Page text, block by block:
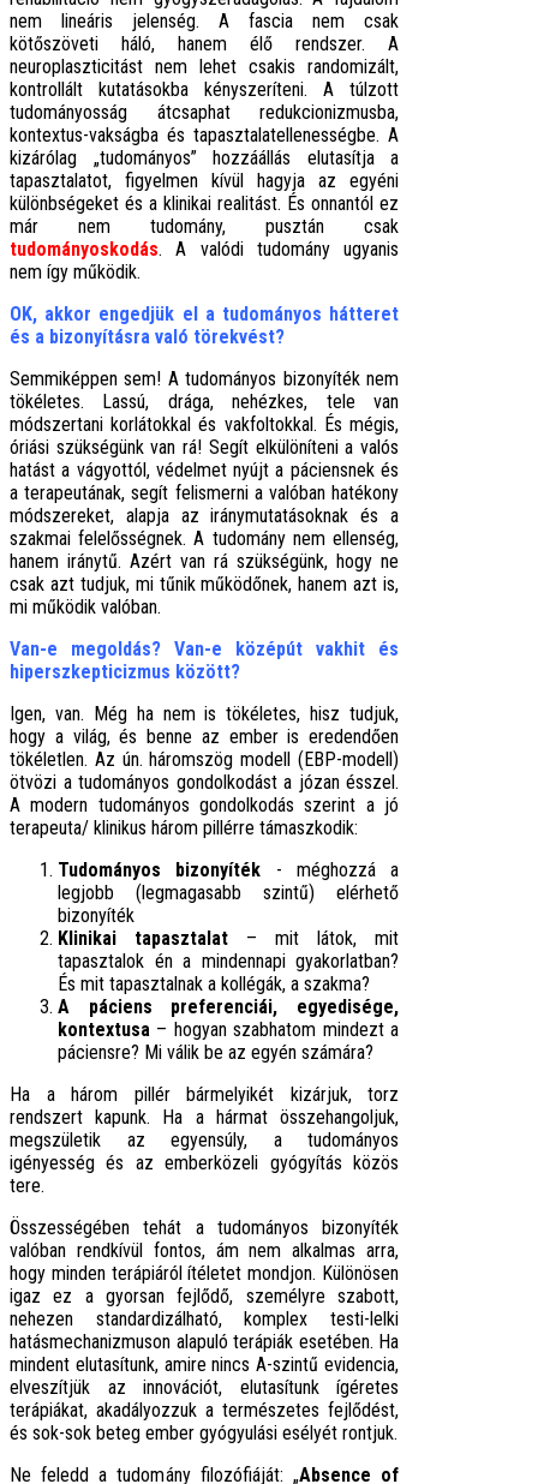
nem lineáris jelenség. A fascia nem csak
kötőszöveti háló, hanem élő rendszer. A
neuroplaszticitást nem lehet csakis randomizált,
kontrollált kutatásokba kényszeríteni. A túlzott
tudományosság átcsaphat redukcionizmusba,
kontextus-vakságba és tapasztalatellenességbe. A
kizárólag „tudományos” hozzáállás elutasítja a
tapasztalatot, figyelmen kívül hagyja az egyéni
különbségeket és a klinikai realitást. És onnantól ez
már nem tudomány, pusztán csak
tudományoskodás. A valódi tudomány ugyanis
nem így működik.
OK, akkor engedjük el a tudományos hátteret
és a bizonyításra való törekvést?
Semmiképpen sem! A tudományos bizonyíték nem
tökéletes. Lassú, drága, nehézkes, tele van
módszertani korlátokkal és vakfoltokkal. És mégis,
óriási szükségünk van rá! Segít elkülöníteni a valós
hatást a vágyottól, védelmet nyújt a páciensnek és
a terapeutának, segít felismerni a valóban hatékony
módszereket, alapja az iránymutatásoknak és a
szakmai felelősségnek. A tudomány nem ellenség,
hanem iránytű. Azért van rá szükségünk, hogy ne
csak azt tudjuk, mi tűnik működőnek, hanem azt is,
mi működik valóban.
Van-e megoldás? Van-e középút vakhit és
hiperszkepticizmus között?
Igen, van. Még ha nem is tökéletes, hisz tudjuk,
hogy a világ, és benne az ember is eredendően
tökéletlen. Az ún. háromszög modell (EBP-modell)
ötvözi a tudományos gondolkodást a józan ésszel.
A modern tudományos gondolkodás szerint a jó
terapeuta/ klinikus három pillérre támaszkodik:
Tudományos bizonyíték - méghozzá a
legjobb (legmagasabb szintű) elérhető
bizonyíték
Klinikai tapasztalat – mit látok, mit
tapasztalok én a mindennapi gyakorlatban?
És mit tapasztalnak a kollégák, a szakma?
A páciens preferenciái, egyedisége,
kontextusa – hogyan szabhatom mindezt a
páciensre? Mi válik be az egyén számára?
Ha a három pillér bármelyikét kizárjuk, torz
rendszert kapunk. Ha a hármat összehangoljuk,
megszületik az egyensúly, a tudományos
igényesség és az emberközeli gyógyítás közös
tere.
Összességében tehát a tudományos bizonyíték
valóban rendkívül fontos, ám nem alkalmas arra,
hogy minden terápiáról ítéletet mondjon. Különösen
igaz ez a gyorsan fejlődő, személyre szabott,
nehezen standardizálható, komplex testi-lelki
hatásmechanizmuson alapuló terápiák esetében. Ha
mindent elutasítunk, amire nincs A-szintű evidencia,
elveszítjük az innovációt, elutasítunk ígéretes
terápiákat, akadályozzuk a természetes fejlődést,
és sok-sok beteg ember gyógyulási esélyét rontjuk.
Ne feledd a tudomány filozófiáját: „Absence of